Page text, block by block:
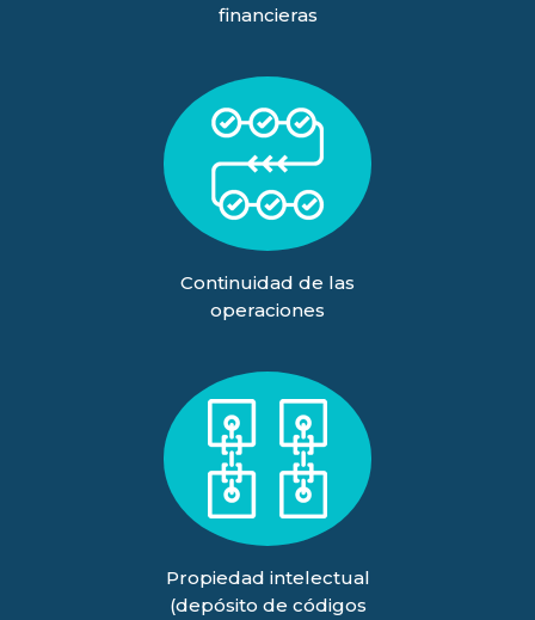
financieras
Continuidad de las
operaciones
Propiedad intelectual
(depósito de códigos